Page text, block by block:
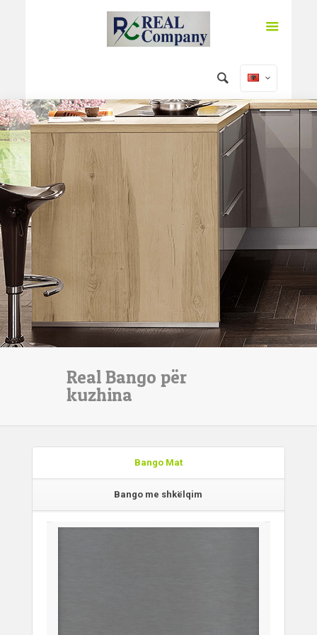
Real Bango për
kuzhina
Bango Mat
Bango me shkëlqim